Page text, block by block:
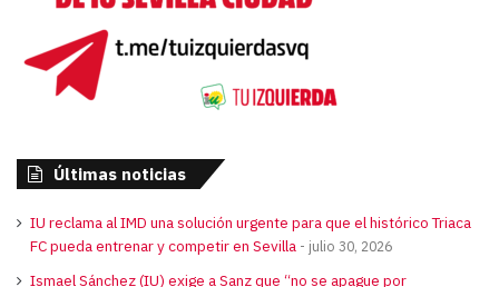
Últimas noticias
IU reclama al IMD una solución urgente para que el histórico Triaca
FC pueda entrenar y competir en Sevilla
julio 30, 2026
Ismael Sánchez (IU) exige a Sanz que “no se apague por